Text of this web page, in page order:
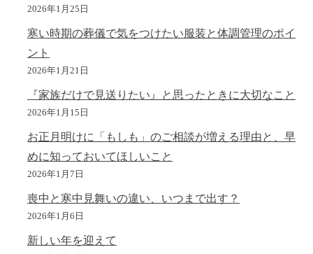
2026年1月25日
寒い時期の葬儀で気をつけたい服装と体調管理のポイ
ント
2026年1月21日
『家族だけで見送りたい』と思ったときに大切なこと
2026年1月15日
お正月明けに「もしも」のご相談が増える理由と、早
めに知っておいてほしいこと
2026年1月7日
喪中と寒中見舞いの違い、いつまで出す？
2026年1月6日
新しい年を迎えて